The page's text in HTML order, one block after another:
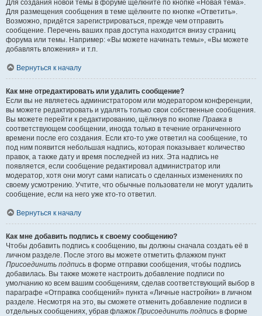
Для создания новой темы в форуме щёлкните по кнопке «Новая тема».
Для размещения сообщения в теме щёлкните по кнопке «Ответить».
Возможно, придётся зарегистрироваться, прежде чем отправить
сообщение. Перечень ваших прав доступа находится внизу страниц
форума или темы. Например: «Вы можете начинать темы», «Вы можете
добавлять вложения» и т.п.
Вернуться к началу
Как мне отредактировать или удалить сообщение?
Если вы не являетесь администратором или модератором конференции,
вы можете редактировать и удалять только свои собственные сообщения.
Вы можете перейти к редактированию, щёлкнув по кнопке Правка в
соответствующем сообщении, иногда только в течение ограниченного
времени после его создания. Если кто-то уже ответил на сообщение, то
под ним появится небольшая надпись, которая показывает количество
правок, а также дату и время последней из них. Эта надпись не
появляется, если сообщение редактировал администратор или
модератор, хотя они могут сами написать о сделанных изменениях по
своему усмотрению. Учтите, что обычные пользователи не могут удалить
сообщение, если на него уже кто-то ответил.
Вернуться к началу
Как мне добавить подпись к своему сообщению?
Чтобы добавить подпись к сообщению, вы должны сначала создать её в
личном разделе. После этого вы можете отметить флажком пункт
Присоединить подпись в форме отправки сообщения, чтобы подпись
добавилась. Вы также можете настроить добавление подписи по
умолчанию ко всем вашим сообщениям, сделав соответствующий выбор в
параграфе «Отправка сообщений» пункта «Личные настройки» в личном
разделе. Несмотря на это, вы сможете отменить добавление подписи в
отдельных сообщениях, убрав флажок Присоединить подпись в форме